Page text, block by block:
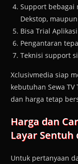
Support bebagai
Dekstop,
Bisa Trial
Pengantaran
Teknisi support
Xclusivmedia siap
kebutuhan Sewa
dan harga tetap
Harga dan
Layar Sentuh
Untuk pertanyaan